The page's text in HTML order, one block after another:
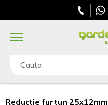
Cauta
Reductie furtun 25x12mm